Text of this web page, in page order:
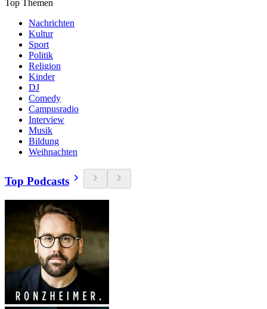
Top Themen
Nachrichten
Kultur
Sport
Politik
Religion
Kinder
DJ
Comedy
Campusradio
Interview
Musik
Bildung
Weihnachten
Top Podcasts